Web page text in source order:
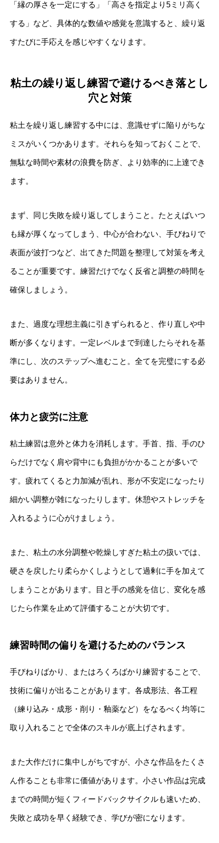
「縁の厚さを一定にする」「高さを指定より5ミリ高く
する」など、具体的な数値や感覚を意識すると、繰り返
すたびに手応えを感じやすくなります。
粘土の繰り返し練習で避けるべき落とし
穴と対策
粘土を繰り返し練習する中には、意識せずに陥りがちな
ミスがいくつかあります。それらを知っておくことで、
無駄な時間や素材の浪費を防ぎ、より効率的に上達でき
ます。
まず、同じ失敗を繰り返してしまうこと。たとえばいつ
も縁が厚くなってしまう、中心が合わない、手びねりで
表面が波打つなど、出てきた問題を整理して対策を考え
ることが重要です。練習だけでなく反省と調整の時間を
確保しましょう。
また、過度な理想主義に引きずられると、作り直しや中
断が多くなります。一定レベルまで到達したらそれを基
準にし、次のステップへ進むこと。全てを完璧にする必
要はありません。
体力と疲労に注意
粘土練習は意外と体力を消耗します。手首、指、手のひ
らだけでなく肩や背中にも負担がかかることが多いで
す。疲れてくると力加減が乱れ、形が不安定になったり
細かい調整が雑になったりします。休憩やストレッチを
入れるように心がけましょう。
また、粘土の水分調整や乾燥しすぎた粘土の扱いでは、
硬さを戻したり柔らかくしようとして過剰に手を加えて
しまうことがあります。目と手の感覚を信じ、変化を感
じたら作業を止めて評価することが大切です。
練習時間の偏りを避けるためのバランス
手びねりばかり、またはろくろばかり練習することで、
技術に偏りが出ることがあります。各成形法、各工程
（練り込み・成形・削り・釉薬など）をなるべく均等に
取り入れることで全体のスキルが底上げされます。
また大作だけに集中しがちですが、小さな作品をたくさ
ん作ることも非常に価値があります。小さい作品は完成
までの時間が短くフィードバックサイクルも速いため、
失敗と成功を早く経験でき、学びが密になります。